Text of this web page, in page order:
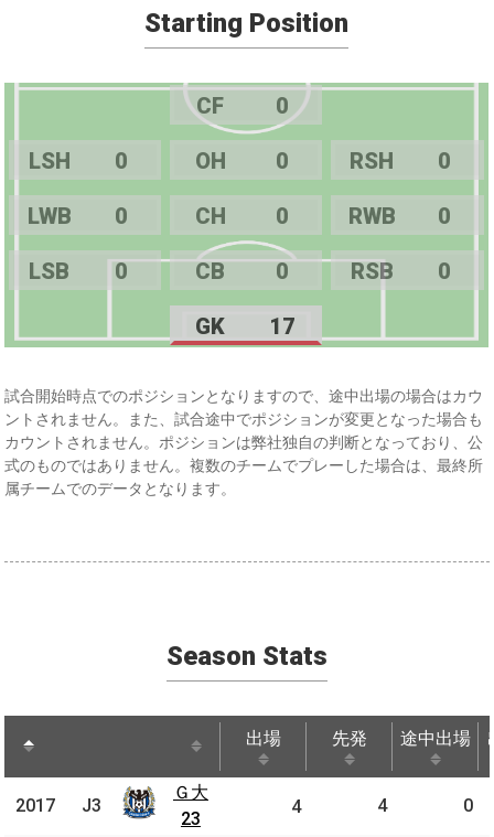
Starting Position
CF 0
LSH 0 OH 0 RSH 0
LWB 0 CH 0 RWB 0
LSB 0 CB 0 RSB 0
GK 17
試合開始時点でのポジションとなりますので、途中出場の場合はカウ
ントされません。また、試合途中でポジションが変更となった場合も
カウントされません。ポジションは弊社独自の判断となっており、公
式のものではありません。複数のチームでプレーした場合は、最終所
属チームでのデータとなります。
Season Stats
出場 先発 途中出場
2017
Ｇ大
23
4 4 0
2017 J3
Ｇ大
23